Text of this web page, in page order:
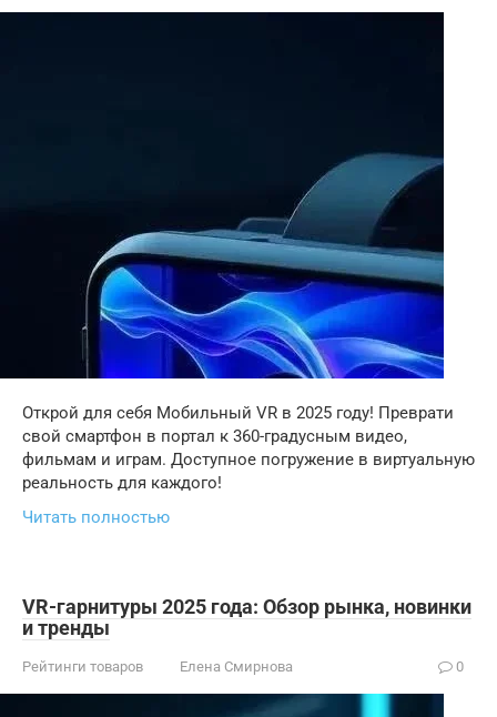
Открой для себя Мобильный VR в 2025 году! Преврати
свой смартфон в портал к 360-градусным видео,
фильмам и играм. Доступное погружение в виртуальную
реальность для каждого!
Читать полностью
VR-гарнитуры 2025 года: Обзор рынка, новинки
и тренды
Рейтинги товаров Елена Смирнова 0